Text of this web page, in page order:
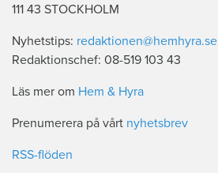
111 43 STOCKHOLM
Nyhetstips: redaktionen@hemhyra.se
Redaktionschef: 08-519 103 43
Läs mer om Hem & Hyra
Prenumerera på vårt nyhetsbrev
RSS-flöden